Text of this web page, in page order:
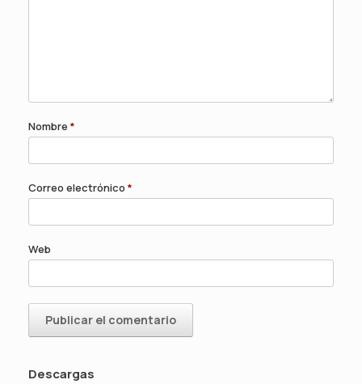
Nombre *
Correo electrónico *
Web
Descargas